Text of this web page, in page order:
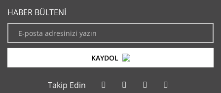
HABER BÜLTENİ
KAYDOL
Takip Edin